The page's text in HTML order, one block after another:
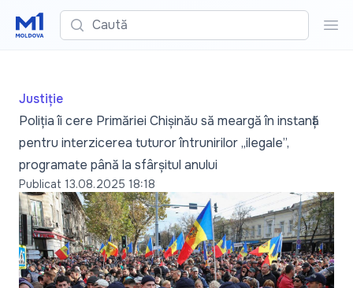
Caută
Justiție
Poliția îi cere Primăriei Chișinău să meargă în instanță
pentru interzicerea tuturor întrunirilor „ilegale”,
programate până la sfârșitul anului
Publicat 13.08.2025 18:18